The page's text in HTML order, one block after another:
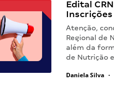
Edital
Atenção,
Regional de
além da
de Nutrição
Daniela Silva •